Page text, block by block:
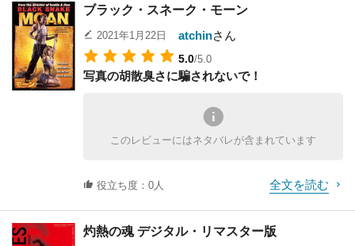
なにも周到に、
原作度外視で「恐怖」を盛り立てる要素を映画にぶ
ち込んだのではないだろうか、
そう考えると、この映画は単に原作と少し趣が異な
る、というレベルではなく、
そして映画は大ヒットとくれば、これは公開処刑も
のだ。
そうか、これがまさにタイトルの「目撃者」の意味
「目撃者」は少年の事ではなくハリソン・フォード
の事を言っていたのか！
と思ってしまうのだが、どうだろうか。
しかし、二人がダンスを踊る場面は本当に名シーン
怪物がでてくるのだが、それ以外の物語が非常にし
っかりしているので、
全体が面白く観れてしまう。この映画も、ただ怪物
宇宙人に襲われる、
というだけではなく、シュワちゃんが騙されて救出
という風に設定がしっかりしており、対ゲリラとの
リズミカルにその行動をとらえるマクティアナンの
せ、動きが必要なところは動く。
ブラック・スネーク・モーン
2021年1月22日 atchinさん
5.0/5.0
写真の胡散臭さに騙されないで！
このレビューにはネタバレが含まれています
役立ち度：0人 全文を読む
灼熱の魂 デジタル・リマスター版